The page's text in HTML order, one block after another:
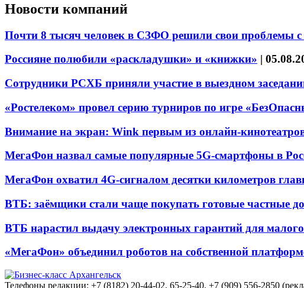
Новости компаний
Почти 8 тысяч человек в СЗФО решили свои проблемы
Россияне полюбили «раскладушки» и «книжки» |
Сотрудники РСХБ приняли участие в выездном
«Ростелеком» провел серию турниров по игре
Внимание на экран: Wink первым из онлайн-
МегаФон назвал самые популярные 5G-смартфоны в
МегаФон охватил 4G-сигналом десятки километров
ВТБ: заёмщики стали чаще покупать готовые частные
ВТБ нарастил выдачу электронных гарантий для малого
«МегаФон» объединил роботов на собственной
Телефоны редакции: +7 (8182) 20-44-02, 65-25-40, +7 (909) 556-2850